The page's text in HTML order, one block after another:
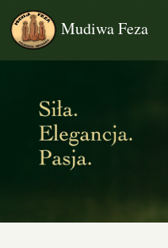
Mudiwa Feza